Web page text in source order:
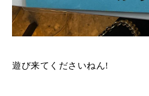
遊び来てくださいねん!